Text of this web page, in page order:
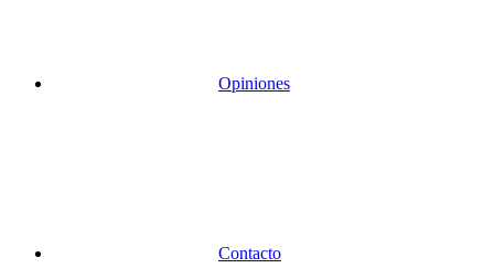
Opiniones
Contacto